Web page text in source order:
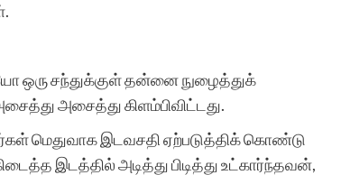
ஒரு சந்துக்குள் தன்னை நுழைத்துக்
அசைத்து கிளம்பிவிட்டது.
மெதுவாக இடவசதி ஏற்படுத்திக் கொண்டு
இடத்தில் அடித்து பிடித்து உட்கார்ந்தவன்,